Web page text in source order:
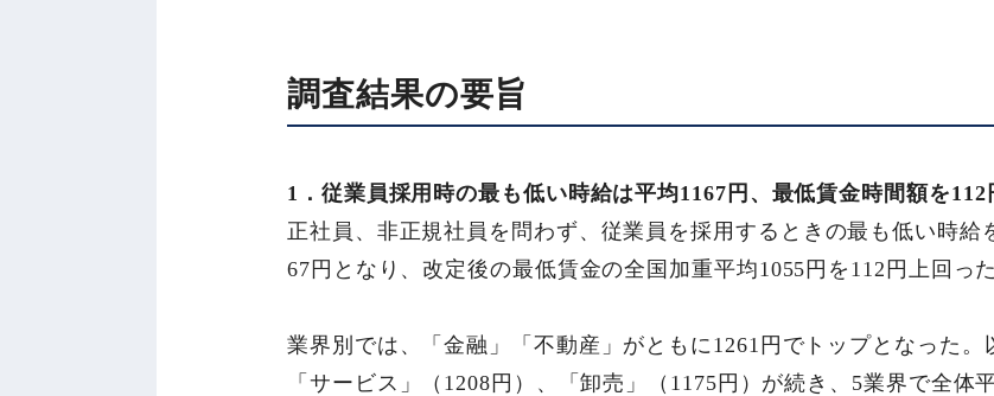
調査結果の要旨
1．従業員採用時の最も低い時給は平均1167円、最低賃金時間額を112
正社員、非正規社員を問わず、従業員を採用するときの最も低い時給
67円となり、改定後の最低賃金の全国加重平均1055円を112円上回った
業界別では、「金融」「不動産」がともに1261円でトップとなった。
「サービス」（1208円）、「卸売」（1175円）が続き、5業界で全体